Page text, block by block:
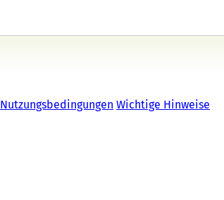
Nutzungsbedingungen Wichtige Hinweise